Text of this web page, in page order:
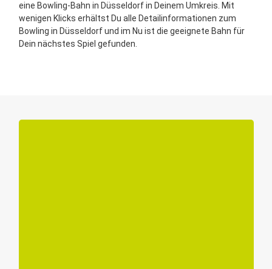
eine Bowling-Bahn in Düsseldorf in Deinem Umkreis. Mit
wenigen Klicks erhältst Du alle Detailinformationen zum
Bowling in Düsseldorf und im Nu ist die geeignete Bahn für
Dein nächstes Spiel gefunden.